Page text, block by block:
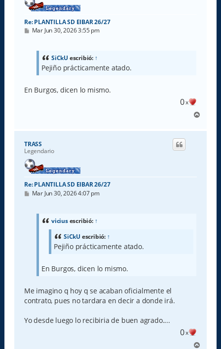
Re: PLANTILLA SD EIBAR 26/27
M
Mar Jun 30, 2026 3:55 pm
SiCkU escribió: ↑
Pejiño prácticamente atado.
En Burgos, dicen lo mismo.
0x
r
TRASS
Legendario
Re: PLANTILLA SD EIBAR 26/27
M
Mar Jun 30, 2026 4:07 pm
viciusescribió: ↑
SiCkU escribió: ↑
Pejiño prácticamente atado.
En Burgos, dicen lo mismo.
Me imagino q hoy q se acaban oficialmente el
contrato, pues no tardara en decir a donde irá.
Yo desde luego lo recibiria de buen agrado....
0x